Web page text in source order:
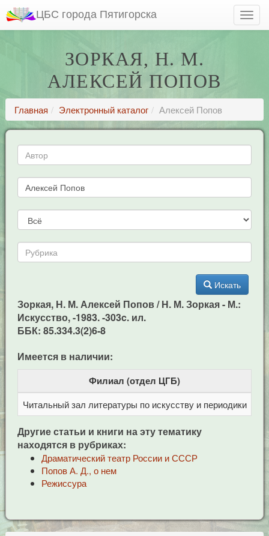
ЦБС города Пятигорска
ЗОРКАЯ, Н. М.
АЛЕКСЕЙ ПОПОВ
Главная Электронный каталог Алексей Попов
Искать
Зоркая, Н. М. Алексей Попов / Н. М. Зоркая - М.:
Искусство, -1983. -303c. ил.
ББК: 85.334.3(2)6-8
Имеется в наличии:
Филиал (отдел ЦГБ)
Читальный зал литературы по искусству и периодики
Другие статьи и книги на эту тематику
находятся в рубриках:
Драматический театр России и СССР
Попов А. Д., о нем
Режиссура